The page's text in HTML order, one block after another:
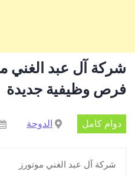
شركة آل عبد الغني
فرص وظيفية جديدة
دوام كامل الدوحة
شركة آل عبد الغني موتورز